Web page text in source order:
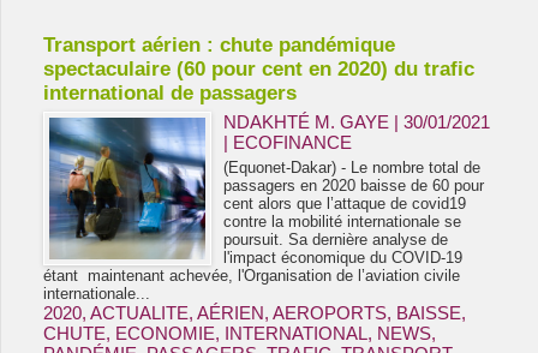
Transport aérien : chute pandémique
spectaculaire (60 pour cent en 2020) du trafic
international de passagers
NDAKHTÉ M. GAYE | 30/01/2021
| ECOFINANCE
(Equonet-Dakar) - Le nombre total de
passagers en 2020 baisse de 60 pour
cent alors que l’attaque de covid19
contre la mobilité internationale se
poursuit. Sa dernière analyse de
l'impact économique du COVID-19
étant maintenant achevée, l'Organisation de l’aviation civile
internationale...
2020, ACTUALITE, AÉRIEN, AEROPORTS, BAISSE,
CHUTE, ECONOMIE, INTERNATIONAL, NEWS,